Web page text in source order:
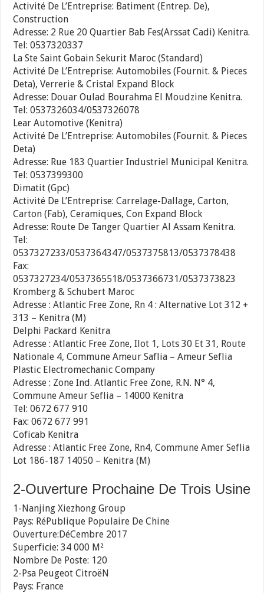
Activité De L’Entreprise: Batiment (Entrep. De),
Construction
Adresse: 2 Rue 20 Quartier Bab Fes(Arssat Cadi) Kenitra.
Tel: 0537320337
La Ste Saint Gobain Sekurit Maroc (Standard)
Activité De L’Entreprise: Automobiles (Fournit. & Pieces
Deta), Verrerie & Cristal Expand Block
Adresse: Douar Oulad Bourahma El Moudzine Kenitra.
Tel: 0537326034/0537326078
Lear Automotive (Kenitra)
Activité De L’Entreprise: Automobiles (Fournit. & Pieces
Deta)
Adresse: Rue 183 Quartier Industriel Municipal Kenitra.
Tel: 0537399300
Dimatit (Gpc)
Activité De L’Entreprise: Carrelage-Dallage, Carton,
Carton (Fab), Ceramiques, Con Expand Block
Adresse: Route De Tanger Quartier Al Assam Kenitra.
Tel:
0537327233/0537364347/0537375813/0537378438
Fax:
0537327234/0537365518/0537366731/0537373823
Kromberg & Schubert Maroc
Adresse : Atlantic Free Zone, Rn 4 : Alternative Lot 312 +
313 – Kenitra (M)
Delphi Packard Kenitra
Adresse : Atlantic Free Zone, Ilot 1, Lots 30 Et 31, Route
Nationale 4, Commune Ameur Saflia – Ameur Seflia
Plastic Electromechanic Company
Adresse : Zone Ind. Atlantic Free Zone, R.N. N° 4,
Commune Ameur Seflia – 14000 Kenitra
Tel: 0672 677 910
Fax: 0672 677 991
Coficab Kenitra
Adresse : Atlantic Free Zone, Rn4, Commune Amer Seflia
Lot 186-187 14050 – Kenitra (M)
2-Ouverture Prochaine De Trois Usine
1-Nanjing Xiezhong Group
Pays: RéPublique Populaire De Chine
Ouverture:DéCembre 2017
Superficie: 34 000 M²
Nombre De Poste: 120
2-Psa Peugeot CitroëN
Pays: France